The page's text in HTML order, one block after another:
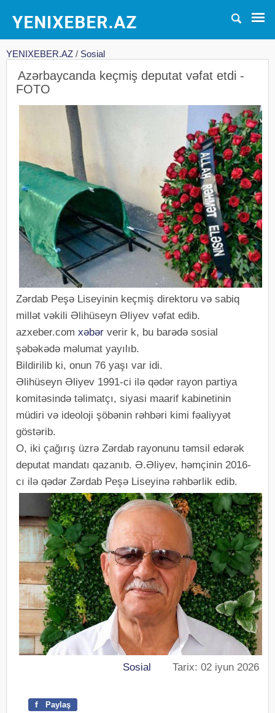
YENIXEBER.AZ / Sosial
Azərbaycanda keçmiş deputat vəfat etdi -
FOTO
Zərdab Peşə Liseyinin keçmiş direktoru və sabiq
millət vəkili Əlihüseyn Əliyev vəfat edib.
azxeber.com xəbər verir k, bu barədə sosial
şəbəkədə məlumat yayılıb.
Bildirilib ki, onun 76 yaşı var idi.
Əlihüseyn Əliyev 1991-ci ilə qədər rayon partiya
komitəsində təlimatçı, siyasi maarif kabinetinin
müdiri və ideoloji şöbənin rəhbəri kimi fəaliyyət
göstərib.
O, iki çağırış üzrə Zərdab rayonunu təmsil edərək
deputat mandatı qazanıb. Ə.Əliyev, həmçinin 2016-
cı ilə qədər Zərdab Peşə Liseyinə rəhbərlik edib.
Sosial Tarix: 02 iyun 2026
f Paylaş